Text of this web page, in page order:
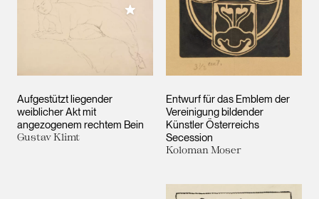
Aufgestützt liegender
weiblicher Akt mit
angezogenem rechtem Bein
Gustav Klimt
Meiner Sammlung hinzufügen
Entwurf für das Emblem der
Vereinigung bildender
Künstler Österreichs
Secession
Koloman Moser